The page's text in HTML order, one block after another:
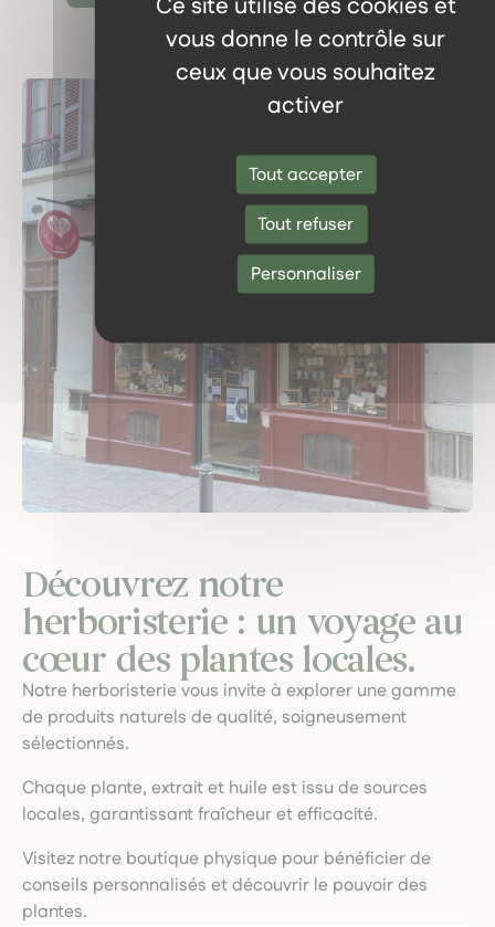
vous donne le contrôle sur
ceux que vous souhaitez
activer
Tout accepter
Tout refuser
Personnaliser
Découvrez notre
herboristerie : un voyage au
cœur des plantes locales.
Notre herboristerie vous invite à explorer une gamme
de produits naturels de qualité, soigneusement
sélectionnés.
Chaque plante, extrait et huile est issu de sources
locales, garantissant fraîcheur et efficacité.
Visitez notre boutique physique pour bénéficier de
conseils personnalisés et découvrir le pouvoir des
plantes.